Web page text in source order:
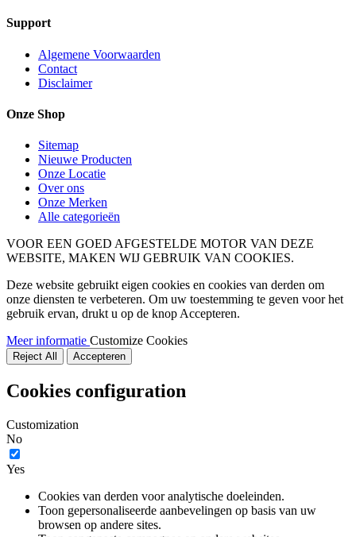
Support
Algemene Voorwaarden
Contact
Disclaimer
Onze Shop
Sitemap
Nieuwe Producten
Onze Locatie
Over ons
Onze Merken
Alle categorieën
VOOR EEN GOED AFGESTELDE MOTOR VAN DEZE
WEBSITE, MAKEN WIJ GEBRUIK VAN COOKIES.
Deze website gebruikt eigen cookies en cookies van derden om
onze diensten te verbeteren. Om uw toestemming te geven voor het
gebruik ervan, drukt u op de knop Accepteren.
Meer informatie Customize Cookies
Reject All Accepteren
Cookies configuration
Customization
No
Yes
Cookies van derden voor analytische doeleinden.
Toon gepersonaliseerde aanbevelingen op basis van uw
browsen op andere sites.